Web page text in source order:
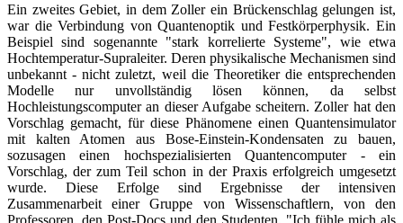
Ein zweites Gebiet, in dem Zoller ein Brückenschlag gelungen ist,
war die Verbindung von Quantenoptik und Festkörperphysik. Ein
Beispiel sind sogenannte "stark korrelierte Systeme", wie etwa
Hochtemperatur-Supraleiter. Deren physikalische Mechanismen sind
unbekannt - nicht zuletzt, weil die Theoretiker die entsprechenden
Modelle nur unvollständig lösen können, da selbst
Hochleistungscomputer an dieser Aufgabe scheitern. Zoller hat den
Vorschlag gemacht, für diese Phänomene einen Quantensimulator
mit kalten Atomen aus Bose-Einstein-Kondensaten zu bauen,
sozusagen einen hochspezialisierten Quantencomputer - ein
Vorschlag, der zum Teil schon in der Praxis erfolgreich umgesetzt
wurde. Diese Erfolge sind Ergebnisse der intensiven
Zusammenarbeit einer Gruppe von Wissenschaftlern, von den
Professoren, den Post-Docs und den Studenten. "Ich fühle mich als